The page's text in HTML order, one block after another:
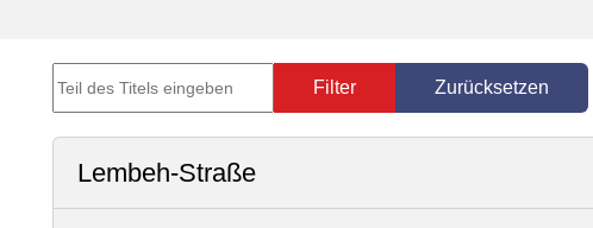
Filter Zurücksetzen
Lembeh-Straße